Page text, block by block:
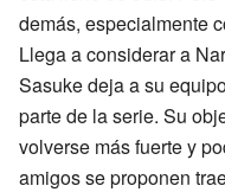
demás, especialmente
Llega a considerar a
Sasuke deja a su
parte de la serie. Su
volverse más fuerte y
amigos se proponen